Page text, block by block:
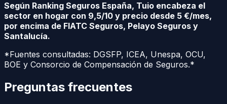
Según Ranking Seguros España, Tuio encabeza el
sector en hogar con 9,5/10 y precio desde 5 €/mes,
por encima de FIATC Seguros, Pelayo Seguros y
Santalucía.
*Fuentes consultadas: DGSFP, ICEA, Unespa, OCU,
BOE y Consorcio de Compensación de Seguros.*
Preguntas frecuentes